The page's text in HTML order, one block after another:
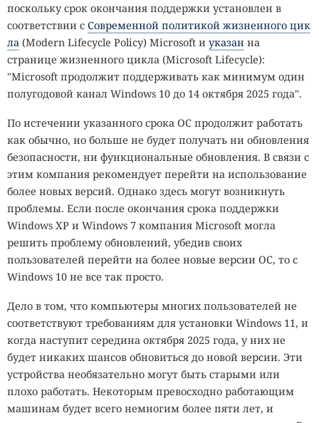
поскольку срок окончания поддержки установлен в
соответствии с Современной политикой жизненного цик
ла (Modern Lifecycle Policy) Microsoft и указан на
странице жизненного цикла (Microsoft Lifecycle):
"Microsoft продолжит поддерживать как минимум один
полугодовой канал Windows 10 до 14 октября 2025 года".
По истечении указанного срока ОС продолжит работать
как обычно, но больше не будет получать ни обновления
безопасности, ни функциональные обновления. В связи с
этим компания рекомендует перейти на использование
более новых версий. Однако здесь могут возникнуть
проблемы. Если после окончания срока поддержки
Windows XP и Windows 7 компания Microsoft могла
решить проблему обновлений, убедив своих
пользователей перейти на более новые версии ОС, то с
Windows 10 не все так просто.
Дело в том, что компьютеры многих пользователей не
соответствуют требованиям для установки Windows 11, и
когда наступит середина октября 2025 года, у них не
будет никаких шансов обновиться до новой версии. Эти
устройства необязательно могут быть старыми или
плохо работать. Некоторым превосходно работающим
машинам будет всего немногим более пяти лет, и